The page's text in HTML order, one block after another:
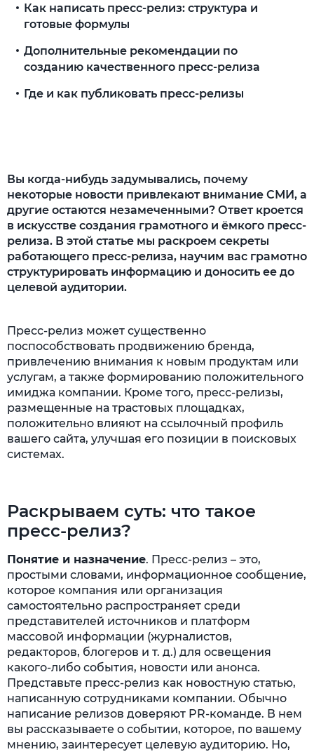
Вы когда-нибудь задумывались, почему
некоторые новости привлекают внимание СМИ, а
другие остаются незамеченными? Ответ кроется
в искусстве создания грамотного и ёмкого пресс-
релиза. В этой статье мы раскроем секреты
работающего пресс-релиза, научим вас грамотно
структурировать информацию и доносить ее до
целевой аудитории.
Пресс-релиз может существенно
поспособствовать продвижению бренда,
привлечению внимания к новым продуктам или
услугам, а также формированию положительного
имиджа компании. Кроме того, пресс-релизы,
размещенные на трастовых площадках,
положительно влияют на ссылочный профиль
вашего сайта, улучшая его позиции в поисковых
системах.
Раскрываем суть: что такое
пресс-релиз?
Понятие и назначение. Пресс-релиз – это,
простыми словами, информационное сообщение,
которое компания или организация
самостоятельно распространяет среди
представителей источников и платформ
массовой информации (журналистов,
редакторов, блогеров и т. д.) для освещения
какого-либо события, новости или анонса.
Представьте пресс-релиз как новостную статью,
написанную сотрудниками компании. Обычно
написание релизов доверяют PR-команде. В нем
вы рассказываете о событии, которое, по вашему
мнению, заинтересует целевую аудиторию. Но,
Как написать пресс-релиз: структура и
готовые формулы
Дополнительные рекомендации по
созданию качественного пресс-релиза
Где и как публиковать пресс-релизы